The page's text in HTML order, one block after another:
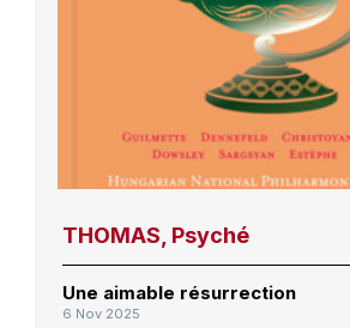
THOMAS, Psyché
Une aimable résurrection
6 Nov 2025